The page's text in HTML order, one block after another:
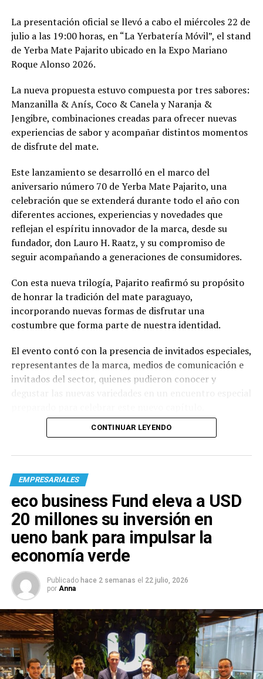
La presentación oficial se llevó a cabo el miércoles 22 de
julio a las 19:00 horas, en “La Yerbatería Móvil”, el stand
de Yerba Mate Pajarito ubicado en la Expo Mariano
Roque Alonso 2026.
La nueva propuesta estuvo compuesta por tres sabores:
Manzanilla & Anís, Coco & Canela y Naranja &
Jengibre, combinaciones creadas para ofrecer nuevas
experiencias de sabor y acompañar distintos momentos
de disfrute del mate.
Este lanzamiento se desarrolló en el marco del
aniversario número 70 de Yerba Mate Pajarito, una
celebración que se extenderá durante todo el año con
diferentes acciones, experiencias y novedades que
reflejan el espíritu innovador de la marca, desde su
fundador, don Lauro H. Raatz, y su compromiso de
seguir acompañando a generaciones de consumidores.
Con esta nueva trilogía, Pajarito reafirmó su propósito
de honrar la tradición del mate paraguayo,
incorporando nuevas formas de disfrutar una
costumbre que forma parte de nuestra identidad.
El evento contó con la presencia de invitados especiales,
representantes de la marca, medios de comunicación e
invitados del sector, quienes pudieron conocer y
CONTINUAR LEYENDO
EMPRESARIALES
eco business Fund eleva a USD
20 millones su inversión en
ueno bank para impulsar la
economía verde
Publicado hace 2 semanas el 22 julio, 2026
por Anna